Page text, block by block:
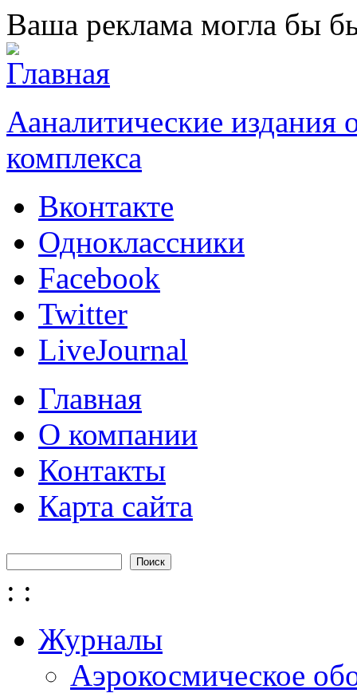
Перейти к основному содержанию
Ваша реклама могла бы
Ааналитические
комплекса
Вконтакте
Одноклассники
Facebook
Twitter
LiveJournal
Главная
О компании
Контакты
Карта сайта
Форма поиска
: :
Журналы
Аэрокосмическое